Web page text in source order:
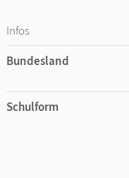
Infos
Bundesland
Schulform